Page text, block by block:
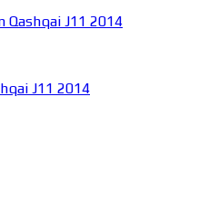
J11 2014